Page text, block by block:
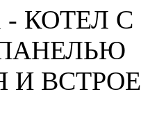
- КОТЕЛ С
И